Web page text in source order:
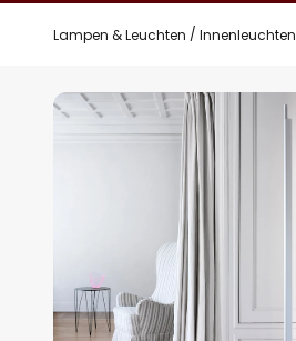
Lampen & Leuchten Innenleuchten
Zum